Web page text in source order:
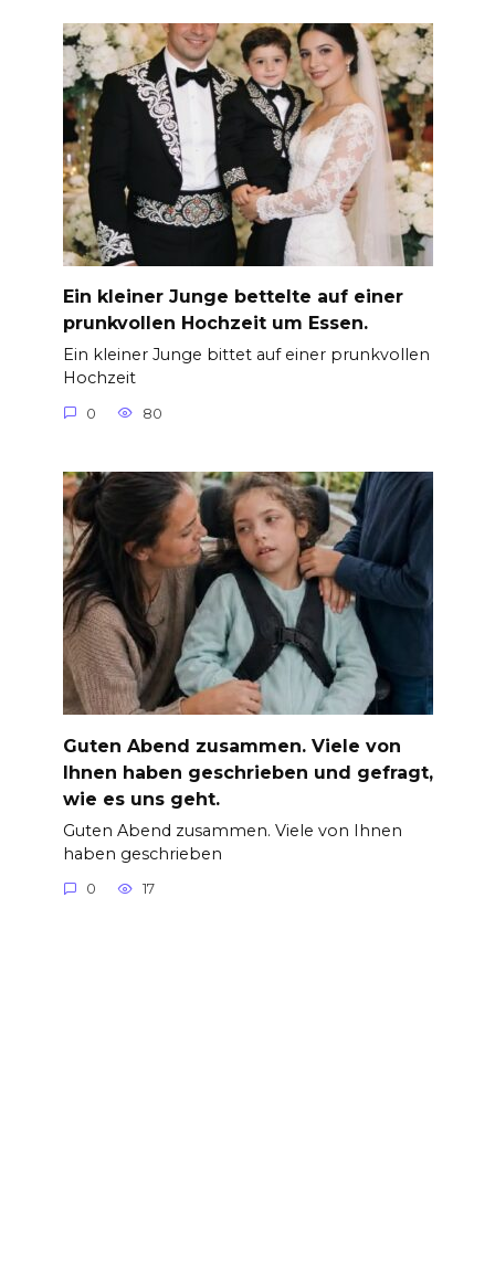
Ein kleiner Junge bettelte auf einer
prunkvollen Hochzeit um Essen.
Ein kleiner Junge bittet auf einer prunkvollen
Hochzeit
0 80
Guten Abend zusammen. Viele von
Ihnen haben geschrieben und gefragt,
wie es uns geht.
Guten Abend zusammen. Viele von Ihnen
haben geschrieben
0 17